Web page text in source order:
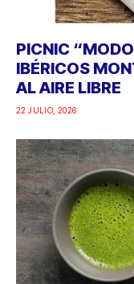
PICNIC
IBÉRICOS
AL AIRE LIBRE
22 JULIO, 2026